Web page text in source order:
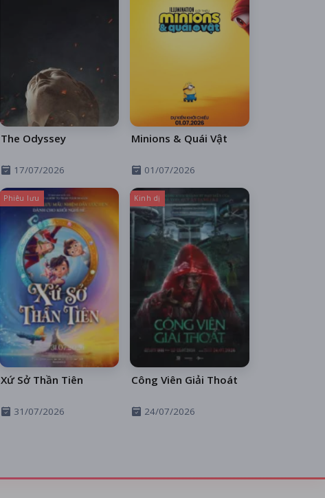
The Odyssey
17/07/2026
Minions & Quái Vật
01/07/2026
Phiêu lưu
Xứ Sở Thần Tiên
31/07/2026
Kinh dị
Công Viên Giải Thoát
24/07/2026